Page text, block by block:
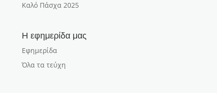
Καλό Πάσχα 2025
Η εφημερίδα μας
Εφημερίδα
Όλα τα τεύχη